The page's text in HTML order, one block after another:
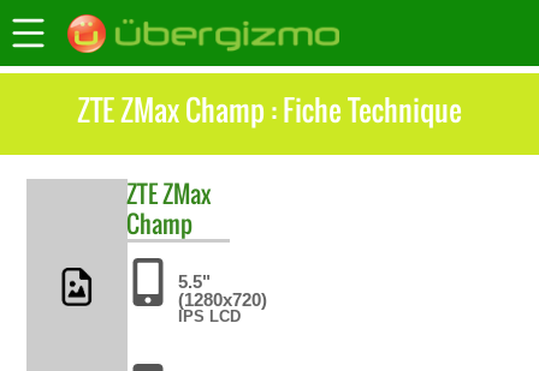
ZTE ZMax Champ : Fiche Technique
ZTEZMax
Champ
5.5"
(1280x720)
IPS LCD